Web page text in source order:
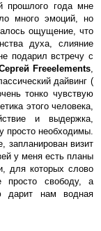
прошлого года мне
много эмоций, но
ощущение, что
духа, слияние
подарил встречу с
Freeelements,
дайвинг (
тонко чувствую
этого человека,
и выдержка,
просто необходимы.
запланирован визит
у меня есть планы
для которых слово
просто свободу, а
дарит нам водная